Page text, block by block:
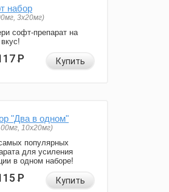
набор
3x20мг)
софт-препарат на
Р Купить
"Два в одном"
10x20мг)
популярных
для усиления
в одном наборе!
Р Купить